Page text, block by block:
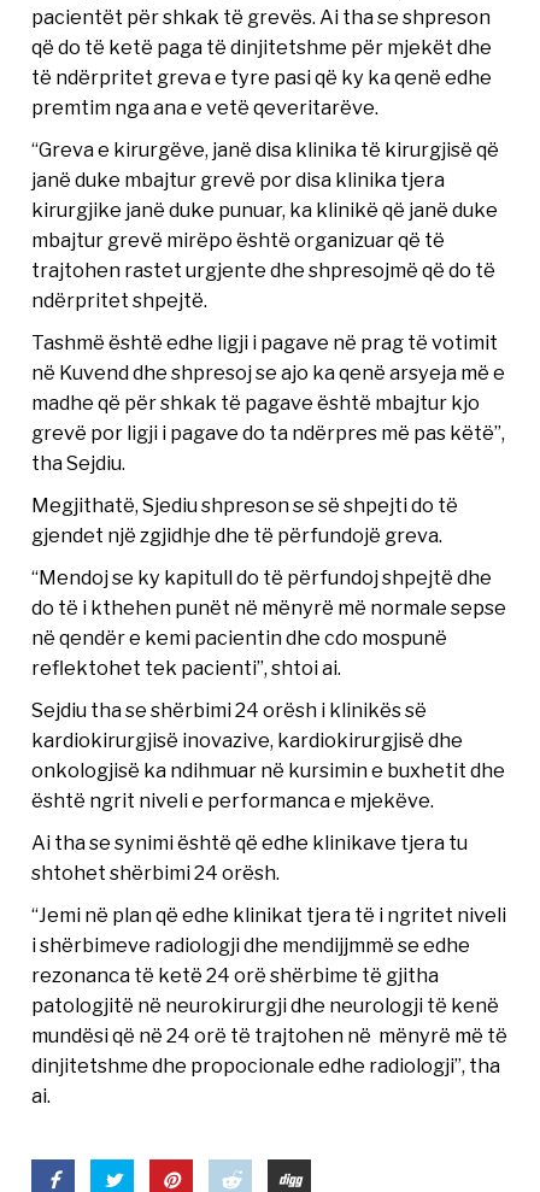
pacientët për shkak të grevës. Ai tha se shpreson
që do të ketë paga të dinjitetshme për mjekët dhe
të ndërpritet greva e tyre pasi që ky ka qenë edhe
premtim nga ana e vetë qeveritarëve.
“Greva e kirurgëve, janë disa klinika të kirurgjisë që
janë duke mbajtur grevë por disa klinika tjera
kirurgjike janë duke punuar, ka klinikë që janë duke
mbajtur grevë mirëpo është organizuar që të
trajtohen rastet urgjente dhe shpresojmë që do të
ndërpritet shpejtë.
Tashmë është edhe ligji i pagave në prag të votimit
në Kuvend dhe shpresoj se ajo ka qenë arsyeja më e
madhe që për shkak të pagave është mbajtur kjo
grevë por ligji i pagave do ta ndërpres më pas këtë”,
tha Sejdiu.
Megjithatë, Sjediu shpreson se së shpejti do të
gjendet një zgjidhje dhe të përfundojë greva.
“Mendoj se ky kapitull do të përfundoj shpejtë dhe
do të i kthehen punët në mënyrë më normale sepse
në qendër e kemi pacientin dhe cdo mospunë
reflektohet tek pacienti”, shtoi ai.
Sejdiu tha se shërbimi 24 orësh i klinikës së
kardiokirurgjisë inovazive, kardiokirurgjisë dhe
onkologjisë ka ndihmuar në kursimin e buxhetit dhe
është ngrit niveli e performanca e mjekëve.
Ai tha se synimi është që edhe klinikave tjera tu
shtohet shërbimi 24 orësh.
“Jemi në plan që edhe klinikat tjera të i ngritet niveli
i shërbimeve radiologji dhe mendijjmmë se edhe
rezonanca të ketë 24 orë shërbime të gjitha
patologjitë në neurokirurgji dhe neurologji të kenë
mundësi që në 24 orë të trajtohen në mënyrë më të
dinjitetshme dhe propocionale edhe radiologji”, tha
ai.